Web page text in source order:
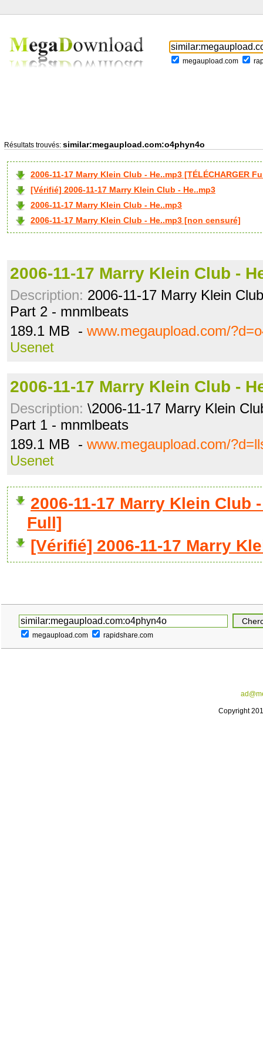
megaupload.com
Résultats trouvés: similar:megaupload.com:o4phyn4o
2006-11-17 Marry Klein Club - He..mp3 [TÉLÉCHARGER
[Vérifié] 2006-11-17 Marry Klein Club - He..mp3
2006-11-17 Marry Klein Club - He..mp3
2006-11-17 Marry Klein Club - He..mp3 [non censuré]
2006-11-17 Marry Klein Club -
Description: 2006-11-17 Marry Klein
Part 2 - mnmlbeats
189.1 MB - www.megaupload.com/
Usenet
2006-11-17 Marry Klein Club -
Description: \2006-11-17 Marry Klein
Part 1 - mnmlbeats
189.1 MB - www.megaupload.com/
Usenet
2006-11-17 Marry Klein Club
Full]
[Vérifié] 2006-11-17 Marry
megaupload.com rapidshare.com
Copyright